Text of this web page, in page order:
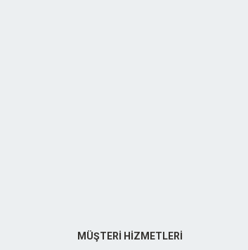
MÜŞTERİ HİZMETLERİ